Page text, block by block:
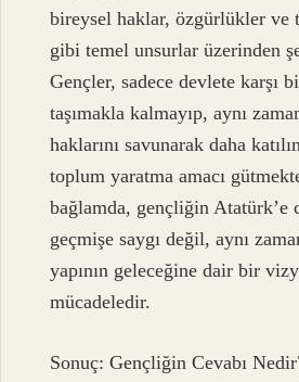
bireysel haklar, özgürlükler ve
gibi temel unsurlar üzerinden
Gençler, sadece devlete karşı
taşımakla kalmayıp, aynı
haklarını savunarak daha
toplum yaratma amacı
bağlamda, gençliğin Atatürk’e
geçmişe saygı değil, aynı
yapının geleceğine dair bir
mücadeledir.
Sonuç: Gençliğin Cevabı